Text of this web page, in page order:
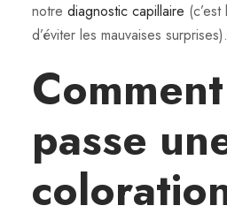
notre diagnostic capillaire
d’éviter les mauvaises surprises).
passe